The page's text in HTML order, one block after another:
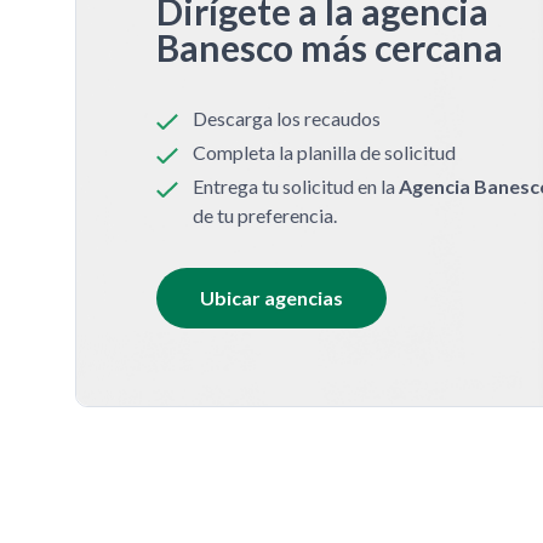
Dirígete a la agencia
Banesco más cercana
Descarga los recaudos
Completa la planilla de solicitud
Entrega tu solicitud en laAgencia
de tu preferencia.
Ubicar agencias